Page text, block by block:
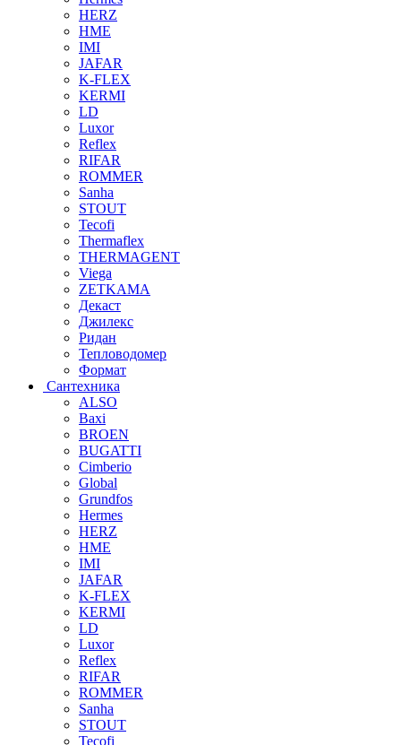
HERZ
HME
IMI
JAFAR
K-FLEX
KERMI
LD
Luxor
Reflex
RIFAR
ROMMER
Sanha
STOUT
Tecofi
Thermaflex
THERMAGENT
Viega
ZETKAMA
Декаст
Джилекс
Ридан
Тепловодомер
Формат
Сантехника
ALSO
Baxi
BROEN
BUGATTI
Cimberio
Global
Grundfos
Hermes
HERZ
HME
IMI
JAFAR
K-FLEX
KERMI
LD
Luxor
Reflex
RIFAR
ROMMER
Sanha
STOUT
Tecofi